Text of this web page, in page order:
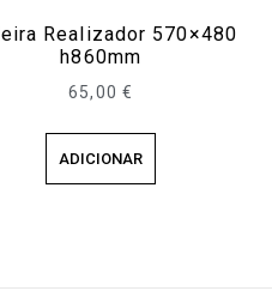
Realizador 570×480
h860mm
65,00 €
ADICIONAR